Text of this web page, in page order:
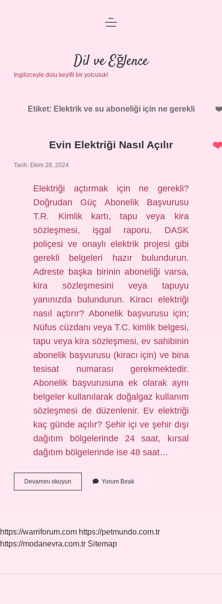
Anasayfa
Gizlilik Politikası
Yasal Uyarı
menüyü
Dil ve Eğlence
İngilizceyle dolu keyifli bir yolculuk!
Etiket: Elektrik ve su aboneliği için ne gerekli
Evin Elektriği Nasıl Açılır
Tarih: Ekim 28, 2024
Elektriği açtırmak için ne gerekli?
Doğrudan Güç Abonelik Başvurusu
T.R. Kimlik kartı, tapu veya kira
sözleşmesi, işgal raporu, DASK
poliçesi ve onaylı elektrik projesi gibi
gerekli belgeleri hazır bulundurun.
Adreste başka birinin aboneliği varsa,
kira sözleşmesini veya tapuyu
yanınızda bulundurun. Kiracı elektriği
nasıl açtırır? Abonelik başvurusu için;
Nüfus cüzdanı veya T.C. kimlik belgesi,
tapu veya kira sözleşmesi, ev sahibinin
abonelik başvurusu (kiracı için) ve bina
tesisat numarası gerekmektedir.
Abonelik başvurusuna ek olarak aynı
belgeler kullanılarak doğalgaz kullanım
sözleşmesi de düzenlenir. Ev elektriği
kaç günde açılır? Şehir içi ve şehir dışı
dağıtım bölgelerinde 24 saat, kırsal
dağıtım bölgelerinde ise 48 saat…
Devamını okuyun
Elektriği
Yorum Bırak
https://warriforum.com https://petmundo.com.tr
https://modanevra.com.tr Sitemap